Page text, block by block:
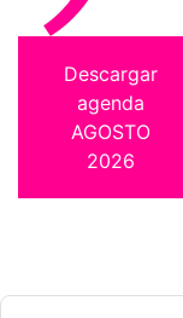
Descargar
agenda
AGOSTO
2026